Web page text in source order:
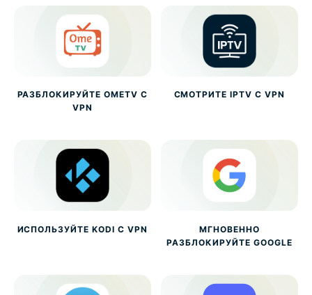
РАЗБЛОКИРУЙТЕ OMETV С
VPN
СМОТРИТЕ IPTV С VPN
ИСПОЛЬЗУЙТЕ KODI С VPN
МГНОВЕННО
РАЗБЛОКИРУЙТЕ GOOGLE